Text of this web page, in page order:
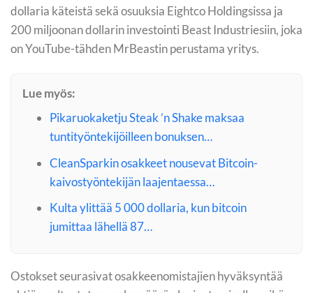
dollaria käteistä sekä osuuksia Eightco Holdingsissa ja
200 miljoonan dollarin investointi Beast Industriesiin, joka
on YouTube-tähden MrBeastin perustama yritys.
Lue myös:
Pikaruokaketju Steak ’n Shake maksaa
tuntityöntekijöilleen bonuksen…
CleanSparkin osakkeet nousevat Bitcoin-
kaivostyöntekijän laajentaessa…
Kulta ylittää 5 000 dollaria, kun bitcoin
jumittaa lähellä 87…
Ostokset seurasivat osakkeenomistajien hyväksyntää